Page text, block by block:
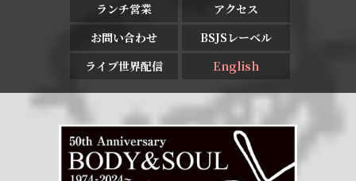
ランチ営業
アクセス
お問い合わせ
BSJSレーベル
ライブ世界配信
English